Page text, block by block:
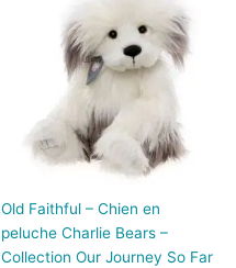
Old Faithful – Chien en
peluche Charlie Bears –
Collection Our Journey So Far